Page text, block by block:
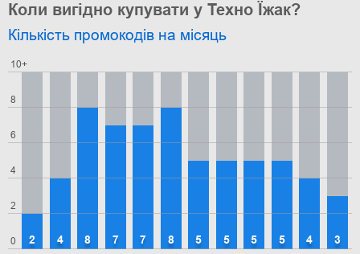
Коли вигідно купувати у Техно Їжак?
Кількість промокодів на місяць
0
2
4
6
8
10+
2 4 8 7 7 8 5 5 5 5 4 3